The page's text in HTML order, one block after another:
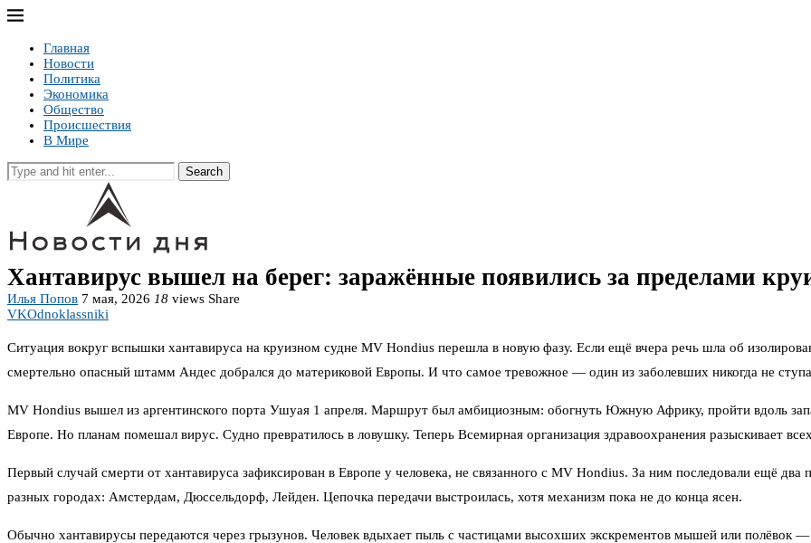
Главная
Новости
Политика
Экономика
Общество
Происшествия
В Мире
Search
Хантавирус вышел на берег: заражённые появились за пределами
Илья Попов 7 мая, 2026 18 views Share
VKOdnoklassniki
Ситуация вокруг вспышки хантавируса на круизном судне MV Hondius перешла в новую фазу. Если ещё вчера речь шла об
смертельно опасный штамм Андес добрался до материковой Европы. И что самое тревожное — один из заболевших никогда не
MV Hondius вышел из аргентинского порта Ушуая 1 апреля. Маршрут был амбициозным: обогнуть Южную Африку, пройти вдоль
Европе. Но планам помешал вирус. Судно превратилось в ловушку. Теперь Всемирная организация здравоохранения разыскивает
Первый случай смерти от хантавируса зафиксирован в Европе у человека, не связанного с MV Hondius. За ним последовали ещё
разных городах: Амстердам, Дюссельдорф, Лейден. Цепочка передачи выстроилась, хотя механизм пока не до конца ясен.
Обычно хантавирусы передаются через грызунов. Человек вдыхает пыль с частицами высохших экскрементов мышей или